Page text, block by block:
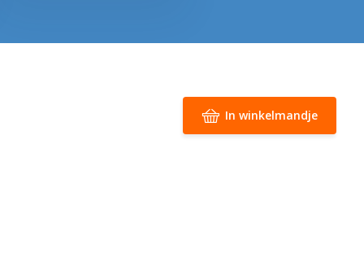
In winkelmandje